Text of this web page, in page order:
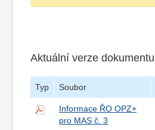
Aktuální verze dokumentu
Typ Soubor
Informace ŘO OPZ+
pro MAS č. 3